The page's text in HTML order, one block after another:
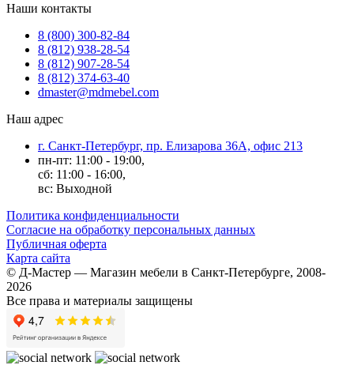
Наши контакты
8 (800) 300-82-84
8 (812) 938-28-54
8 (812) 907-28-54
8 (812) 374-63-40
dmaster@mdmebel.com
Наш адрес
г. Санкт-Петербург, пр. Елизарова 36А, офис 213
пн-пт: 11:00 - 19:00,
сб: 11:00 - 16:00,
вс: Выходной
Политика конфиденциальности
Согласие на обработку персональных данных
Публичная оферта
Карта сайта
© Д-Мастер — Магазин мебели в Санкт-Петербурге, 2008-
2026
Все права и материалы защищены